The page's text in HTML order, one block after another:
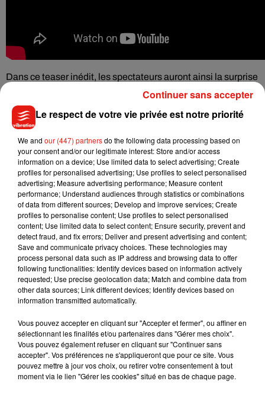
Dans ce teaser inédit, les spectateurs auront ainsi la surprise
Danny DeVito et Danny Glover qui rejoignent le
casting pour jouer des grands-pères très étonnants. Si le
second volet, "Jumanji : Bienvenue dans la jungle",avait
devenant le cinquième succès international de l'année 2017,
nul doute que ce troisième opus ait autant de succès.
Musique
7 août 2026
Julien Lieb s’essaye à la vie de chatelain
dans son nouveau clip
7 août 2026
Madonna sort enfin le remix de « Love
Sensation » avec Kylie Minogue
Le respect de votre vie privée est notre priorité
We and our (447) partnersdo the following data processing based on
your consent and/or our legitimate interest: Store and/or access
information on a device; Use limited data to select advertising; Create
profiles for personalised advertising; Use profiles to select personalised
advertising; Measure advertising performance; Measure content
performance; Understand audiences through statistics or combinations
of data from different sources; Develop and improve services; Create
profiles to personalise content; Use profiles to select personalised
content; Use limited data to select content; Ensure security, prevent and
detect fraud, and fix errors; Deliver and present advertising and content;
Save and communicate privacy choices. These technologies may
process personal data such as IP address and browsing data to offer
following functionalities: Identify devices based on information actively
requested; Use precise geolocation data; Match and combine data from
other data sources; Link different devices; Identify devices based on
information transmitted automatically.
Vous pouvez accepter en cliquant sur "Accepter et fermer", ou affiner en
sélectionnant les finalités et/ou partenaires dans "Gérer mes choix".
Vous pouvez également refuser en cliquant sur "Continuer sans
accepter". Vos préférences ne s'appliqueront que pour ce site. Vous
pouvez mettre à jour vos choix, ou retirer votre consentement à tout
moment via le lien "Gérer les cookies" situé en bas de chaque page.
Continuer sans accepter